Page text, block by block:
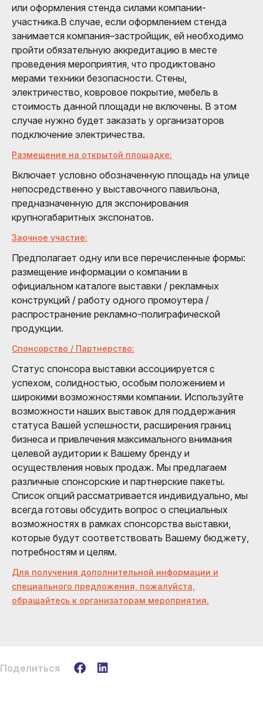
или оформления стенда силами компании-
участника.В случае, если оформлением стенда
занимается компания–застройщик, ей необходимо
пройти обязательную аккредитацию в месте
проведения мероприятия, что продиктовано
мерами техники безопасности. Стены,
электричество, ковровое покрытие, мебель в
стоимость данной площади не включены. В этом
случае нужно будет заказать у организаторов
подключение электричества.
Размещение на открытой площадке:
Включает условно обозначенную площадь на улице
непосредственно у выставочного павильона,
предназначенную для экспонирования
крупногабаритных экспонатов.
Заочное участие:
Предполагает одну или все перечисленные формы:
размещение информации о компании в
официальном каталоге выставки / рекламных
конструкций / работу одного промоутера /
распространение рекламно-полиграфической
продукции.
Спонсорство / Партнерство:
Статус спонсора выставки ассоциируется с
успехом, солидностью, особым положением и
широкими возможностями компании. Используйте
возможности наших выставок для поддержания
статуса Вашей успешности, расширения границ
бизнеса и привлечения максимального внимания
целевой аудитории к Вашему бренду и
осуществления новых продаж. Мы предлагаем
различные спонсорские и партнерские пакеты.
Список опций рассматривается индивидуально, мы
всегда готовы обсудить вопрос о специальных
возможностях в рамках спонсорства выставки,
которые будут соответствовать Вашему бюджету,
потребностям и целям.
Для получения дополнительной информации и
специального предложения, пожалуйста,
обращайтесь к организаторам мероприятия.
Поделиться